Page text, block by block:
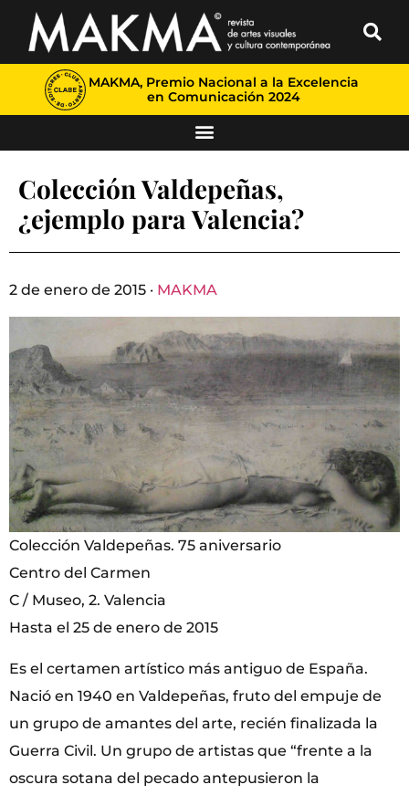
MAKMA, Premio Nacional a la Excelencia
en Comunicación 2024
Colección Valdepeñas,
¿ejemplo para Valencia?
2 de enero de 2015 · MAKMA
Colección Valdepeñas. 75 aniversario
Centro del Carmen
C / Museo, 2. Valencia
Hasta el 25 de enero de 2015
Es el certamen artístico más antiguo de España.
Nació en 1940 en Valdepeñas, fruto del empuje de
un grupo de amantes del arte, recién finalizada la
Guerra Civil. Un grupo de artistas que “frente a la
oscura sotana del pecado antepusieron la